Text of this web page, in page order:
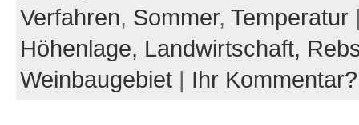
Verfahren, Sommer, Temperatur
Höhenlage, Landwirtschaft,
Weinbaugebiet| Ihr Kommentar?